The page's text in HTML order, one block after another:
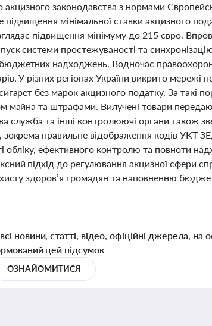
акцизного законодавства з нормами
мінімальної ставки акцизного
підвищення мінімуму до 215 євро.
системи простежуваності та
надходжень. Водночас
У різних регіонах України викрито мережі
без марок акцизного податку. За такі
майна та штрафами. Вилучені товари
служба та інші контролюючі органи також
зокрема правильне відображення кодів УКТ
обліку, ефективного контролю та повноти
підхід до регулювання акцизної сфери
здоров’я громадян та наповненню
новини, статті, відео, офіційні джерела, на
цей підсумок
ОЗНАЙОМИТИСЯ